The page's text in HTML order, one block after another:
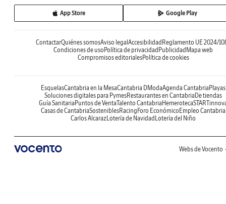
App Store Google Play
ContactarQuiénes somosAviso legalAccesibilidadReglamento UE 2024/
Condiciones de usoPolítica de privacidadPublicidadMapa web
Compromisos editorialesPolítica de cookies
EsquelasCantabria en la MesaCantabria DModaAgenda CantabriaPlayas
Soluciones digitales para PymesRestaurantes en CantabriaDe tiendas
Guía SanitariaPuntos de VentaTalento CantabriaHemeroteca
Casas de CantabriaSosteniblesRacingForo EconómicoEmpleo Cantabria
Carlos AlcarazLotería de NavidadLotería del Niño
Webs de Vocento